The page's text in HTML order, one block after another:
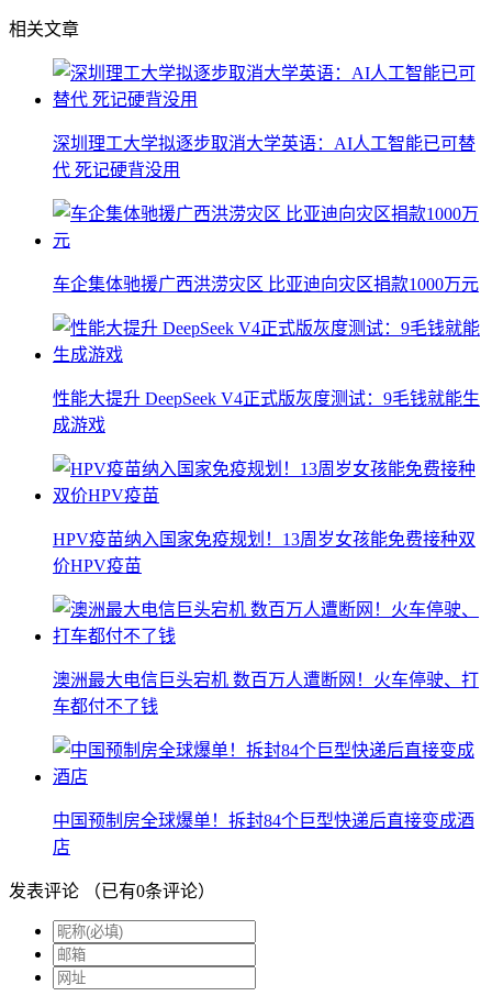
相关文章
深圳理工大学拟逐步取消大学英语：AI人工智能已可替
代 死记硬背没用
车企集体驰援广西洪涝灾区 比亚迪向灾区捐款1000万元
性能大提升 DeepSeek V4正式版灰度测试：9毛钱就能生
成游戏
HPV疫苗纳入国家免疫规划！13周岁女孩能免费接种双
价HPV疫苗
澳洲最大电信巨头宕机 数百万人遭断网！火车停驶、打
车都付不了钱
中国预制房全球爆单！拆封84个巨型快递后直接变成酒
店
发表评论 （已有0条评论）